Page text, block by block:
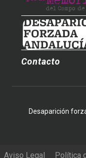
Contacto
Desaparición
Aviso Legal Política